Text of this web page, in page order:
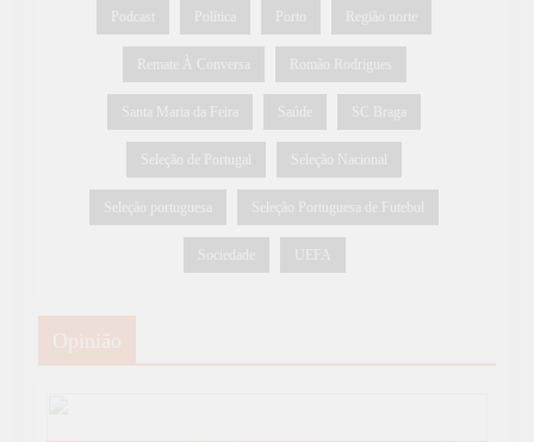
Podcast Política Porto Região norte
Remate À Conversa Romão Rodrigues
Santa Maria da Feira Saúde SC Braga
Seleção de Portugal Seleção Nacional
Seleção portuguesa Seleção Portuguesa de Futebol
Sociedade UEFA
Opinião